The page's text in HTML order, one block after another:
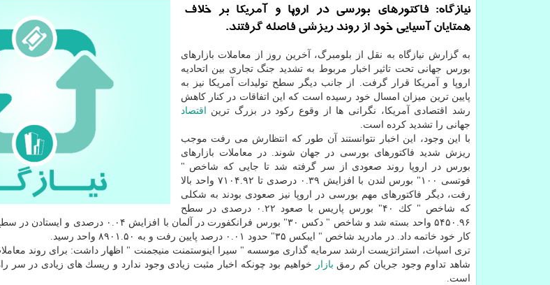
نیازگاه: فاكتورهای بورسی در اروپا و آمریكا بر خلاف
همتایان آسیایی خود از روند ریزشی فاصله گرفتند.
به گزارش نیازگاه به نقل از بلومبرگ، آخرین روز از معاملات بازارهای
بورس جهانی تحت تاثیر اخبار مربوط به تشدید جنگ تجاری بین اتحادیه
اروپا و آمریكا قرار گرفت. از جانب دیگر سطح تولیدات آمریكا نیز به
پایین ترین میزان امسال خود رسیده است كه این اتفاقات در كنار كاهش
رشد اقتصادی آمریكا، نگرانی ها از وقوع ركود در بزرگ ترین
اقتصاد
جهانی را تشدید كرده است.
با این وجود، این اخبار نتوانستند آن طور كه انتظارش می رفت موجب
ریزش شدید فاكتورهای بورسی در جهان شوند. در معاملات بازارهای
بورس در اروپا روند صعودی از سر گرفته شد تا جایی كه شاخص "
فوتسی ۱۰۰" بورس لندن با افزایش ۰.۳۹ درصدی تا ۷۱۰۴.۹۲ واحد بالا
رفت، دیگر فاكتورهای مهم بورسی در اروپا نیز صعودی بودند به شكلی
كه شاخص " كك ۴۰" بورس پاریس با صعود ۰.۲۲ درصدی در سطح
كار خود خاتمه داد. در مادرید شاخص " ایبكس ۳۵" حدود ۰.۰۱ درصد پایین رفت و به ۸۹۰۱.۵۰ واحد رسید.
تری اسپاث، استراتژیست ارشد سرمایه گذاری موسسه " سیرا اینوستمنت منیجمنت " اظهار داشت: برای روند
شاهد تداوم وجود جریان كم رمق بازار
خواهیم بود چونكه اخبار مثبت زیادی وجود ندارد و ریسك های زیادی در سر
است.